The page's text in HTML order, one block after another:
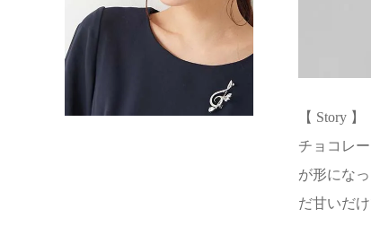
【 Story 】
チョコレ
が形にな
だ甘いだ